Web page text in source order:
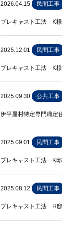
2026.04.15 民間工事
プレキャスト工法 K
2025.12.01 民間工事
プレキャスト工法 K
2025.09.30 公共工事
伊平屋村特定専門職定
2025.09.01 民間工事
プレキャスト工法 K
2025.08.12 民間工事
プレキャスト工法 H